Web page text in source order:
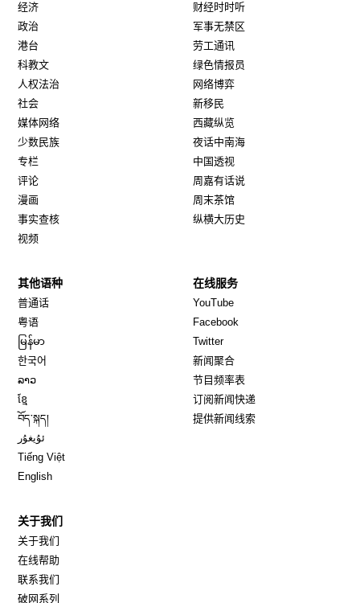
经济
政治
港台
科教文
人权法治
社会
媒体网络
少数民族
专栏
评论
漫画
事实查核
视频
财经时时听
军事无禁区
劳工通讯
绿色情报员
网络博弈
新移民
西藏纵览
夜话中南海
中国透视
周嘉有话说
周末茶馆
纵横大历史
其他语种
普通话
粤语
မြန်မာ
한국어
ລາວ
ខ្មែ
བོད་སྐད།
ئۇيغۇر
Tiếng Việt
English
在线服务
YouTube
Facebook
TwitterOpens in new window
新闻聚合
节目频率表
订阅新闻快递
提供新闻线索
关于我们
关于我们
在线帮助
联系我们
破网系列